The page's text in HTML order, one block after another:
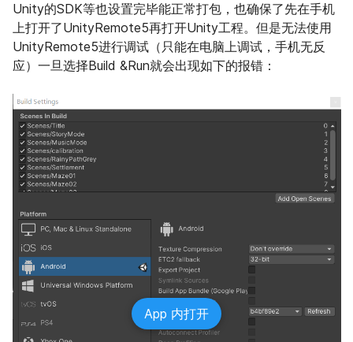
Unity的SDK等也设置完毕能正常打包，也确保了先在手机
上打开了UnityRemote5再打开Unity工程。但是无法使用
UnityRemote5进行调试（只能在电脑上调试，手机无反
应）一旦选择Build &Run就会出现如下的报错：
App 内打开